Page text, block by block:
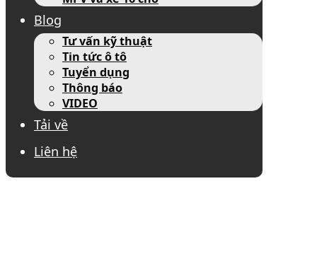
Blog
Tư vấn kỹ thuật
Tin tức ô tô
Tuyển dụng
Thông báo
VIDEO
Tải về
Liên hệ